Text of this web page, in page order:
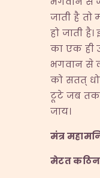
जाती है तो
हो जाती
का एक ही
भगवान से
को सतत्
टूटे जब तक
जाय।
मंत्र
मेटत